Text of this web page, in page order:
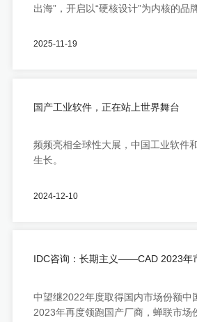
出海”，开启以“硬核设计”为内核的品
2025-11-19
国产工业软件，正在站上世界舞台
频频亮相全球性大展，中国工业软件
生长。
2024-12-10
IDC咨询：长期主义——CAD 2023年
中望继2022年度取得国内市场份额中
2023年再度领跑国产厂商，蝉联市场